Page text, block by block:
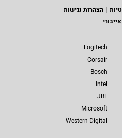
הצהרות נגישות
Logitech
Corsair
Bosch
Intel
JBL
Microsoft
Western Digital